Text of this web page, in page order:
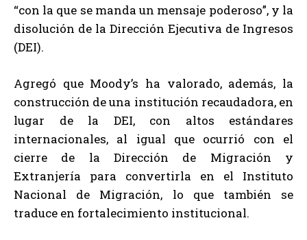
“con la que se manda un mensaje poderoso”, y la
disolución de la Dirección Ejecutiva de Ingresos
(DEI).
Agregó que Moody’s ha valorado, además, la
construcción de una institución recaudadora, en
lugar de la DEI, con altos estándares
internacionales, al igual que ocurrió con el
cierre de la Dirección de Migración y
Extranjería para convertirla en el Instituto
Nacional de Migración, lo que también se
traduce en fortalecimiento institucional.